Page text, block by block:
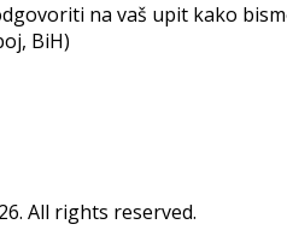
na vaš upit kako
BiH)
All rights reserved.